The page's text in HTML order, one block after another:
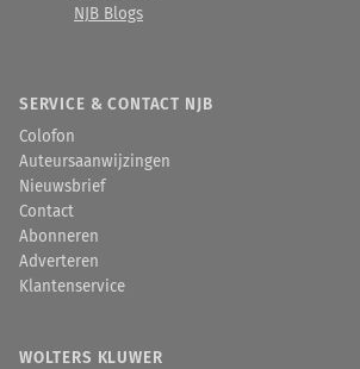
NJB Blogs
SERVICE & CONTACT NJB
Colofon
Auteursaanwijzingen
Nieuwsbrief
Contact
Abonneren
Adverteren
Klantenservice
WOLTERS KLUWER